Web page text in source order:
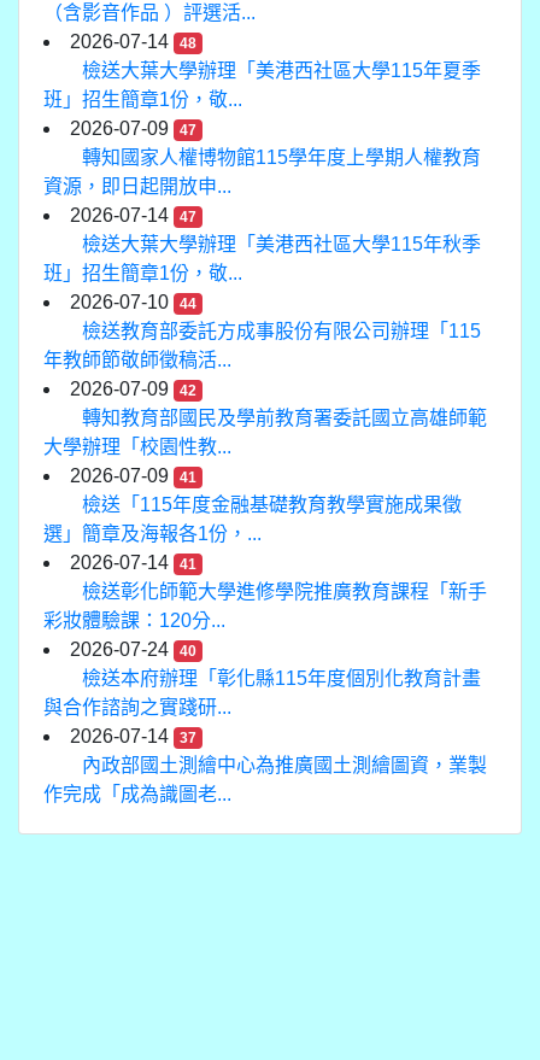
（含影音作品 ）評選活...
2026-07-14
48
檢送大葉大學辦理「美港西社區大學115年夏季
班」招生簡章1份，敬...
2026-07-09
47
轉知國家人權博物館115學年度上學期人權教育
資源，即日起開放申...
2026-07-14
47
檢送大葉大學辦理「美港西社區大學115年秋季
班」招生簡章1份，敬...
2026-07-10
44
檢送教育部委託方成事股份有限公司辦理「115
年教師節敬師徵稿活...
2026-07-09
42
轉知教育部國民及學前教育署委託國立高雄師範
大學辦理「校園性教...
2026-07-09
41
檢送「115年度金融基礎教育教學實施成果徵
選」簡章及海報各1份，...
2026-07-14
41
檢送彰化師範大學進修學院推廣教育課程「新手
彩妝體驗課：120分...
2026-07-24
40
檢送本府辦理「彰化縣115年度個別化教育計畫
與合作諮詢之實踐研...
2026-07-14
37
內政部國土測繪中心為推廣國土測繪圖資，業製
作完成「成為識圖老...